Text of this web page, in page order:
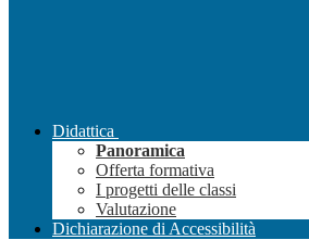
Didattica
Panoramica
Offerta formativa
I progetti delle classi
Valutazione
Dichiarazione di Accessibilità